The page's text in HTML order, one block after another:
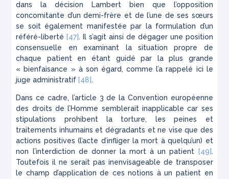
dans la décision Lambert bien que l’opposition
concomitante d’un demi-frère et de l’une de ses sœurs
se soit également manifestée par la formulation d’un
référé-liberté [47]. Il s’agit ainsi de dégager une position
consensuelle en examinant la situation propre de
chaque patient en étant guidé par la plus grande
« bienfaisance » à son égard, comme l’a rappelé ici le
juge administratif [48].
Dans ce cadre, l’article 3 de la Convention européenne
des droits de l’Homme semblerait inapplicable car ses
stipulations prohibent la torture, les peines et
traitements inhumains et dégradants et ne vise que des
actions positives (l’acte d’infliger la mort à quelqu’un) et
non l’interdiction de donner la mort à un patient
[49].
Toutefois il ne serait pas inenvisageable de transposer
le champ d’application de ces notions à un patient en